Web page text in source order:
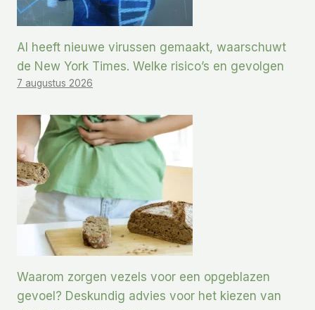
AI heeft nieuwe virussen gemaakt, waarschuwt
de New York Times. Welke risico’s en gevolgen
7 augustus 2026
Waarom zorgen vezels voor een opgeblazen
gevoel? Deskundig advies voor het kiezen van